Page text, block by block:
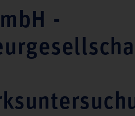
-